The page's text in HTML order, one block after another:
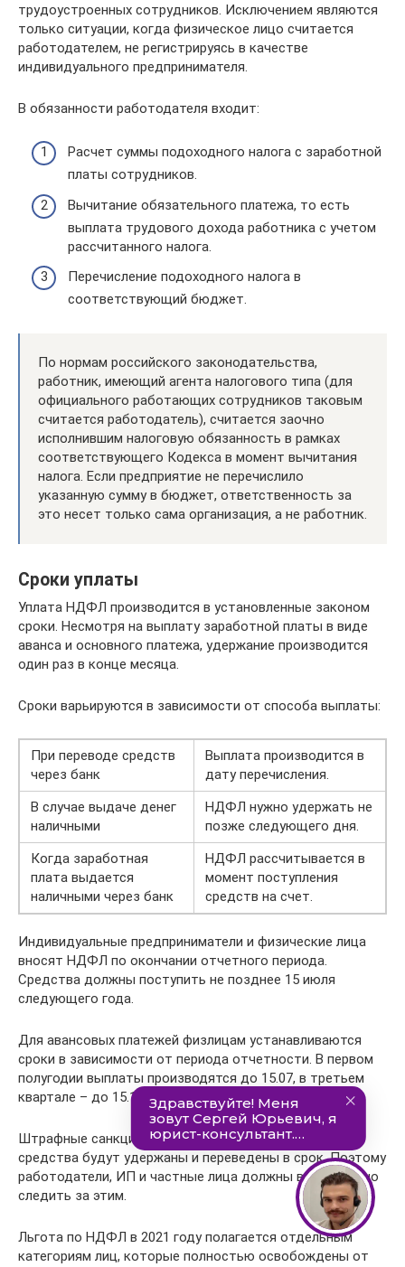
трудоустроенных сотрудников. Исключением являются
только ситуации, когда физическое лицо считается
работодателем, не регистрируясь в качестве
индивидуального предпринимателя.
В обязанности работодателя входит:
Расчет суммы подоходного налога с заработной
платы сотрудников.
Вычитание обязательного платежа, то есть
выплата трудового дохода работника с учетом
рассчитанного налога.
Перечисление подоходного налога в
соответствующий бюджет.
По нормам российского законодательства,
работник, имеющий агента налогового типа (для
официального работающих сотрудников таковым
считается работодатель), считается заочно
исполнившим налоговую обязанность в рамках
соответствующего Кодекса в момент вычитания
налога. Если предприятие не перечислило
указанную сумму в бюджет, ответственность за
это несет только сама организация, а не работник.
Сроки уплаты
Уплата НДФЛ производится в установленные законом
сроки. Несмотря на выплату заработной платы в виде
аванса и основного платежа, удержание производится
один раз в конце месяца.
Сроки варьируются в зависимости от способа выплаты:
При переводе средств
через банк
Выплата производится в
дату перечисления.
В случае выдаче денег
наличными
НДФЛ нужно удержать не
позже следующего дня.
Когда заработная
плата выдается
наличными через банк
НДФЛ рассчитывается в
момент поступления
средств на счет.
Индивидуальные предприниматели и физические лица
вносят НДФЛ по окончании отчетного периода.
Средства должны поступить не позднее 15 июля
следующего года.
Для авансовых платежей физлицам устанавливаются
сроки в зависимости от периода отчетности. В первом
полугодии выплаты производятся до 15.07, в третьем
квартале – до 15.10, а в четвертом – до 15.01.
Штрафные санкции не будут применяться, если
средства будут удержаны и переведены в срок. Поэтому
работодатели, ИП и частные лица должны внимательно
следить за этим.
Льгота по НДФЛ в 2021 году полагается отдельным
категориям лиц, которые полностью освобождены от